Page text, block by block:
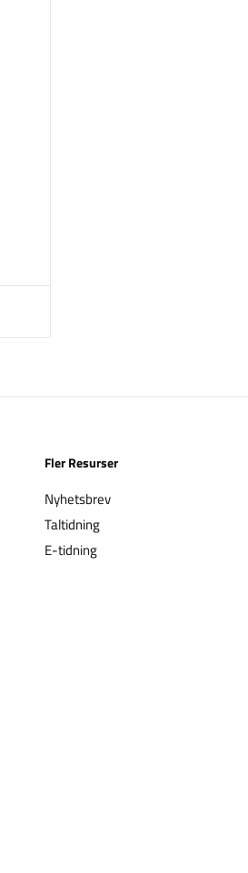
Fler Resurser
Nyhetsbrev
Taltidning
E-tidning